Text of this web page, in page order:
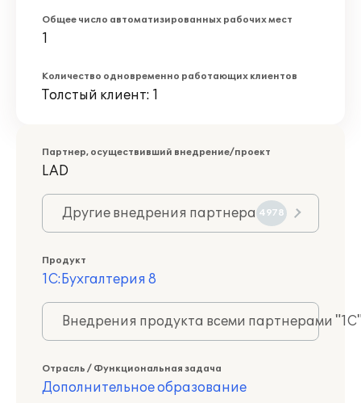
Общее число автоматизированных рабочих мест
1
Количество одновременно работающих клиентов
Толстый клиент: 1
Партнер, осуществивший внедрение/проект
LAD
Другие внедрения партнера 4978
Продукт
1С:Бухгалтерия 8
Внедрения продукта всеми партнерами
Отрасль / Функциональная задача
Дополнительное образование